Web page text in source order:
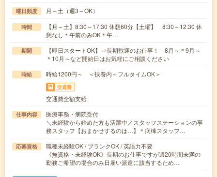
曜日頻度 月～土（週3～OK）
時間
【月～土】8:30～17:30 休憩60分【土曜】 8:30～12:30 休
憩なし＊午前のみOK＊午…
期間
【即日スタートOK】⇒長期歓迎のお仕事！ 8月～＊9月～
＊10月～など開始日はお気軽にご相談ください
時給 時給1200円～ ＜扶養内～フルタイムOK＞
交通費
交通費全額支給
仕事内容
医療事務・病院受付
＼未経験から始めた方も活躍中／スタッフステーションの事
務スタッフ【おまかせするのは…】＊病棟スタッフ…
応募資格
職種未経験OK / ブランクOK / 英語力不要
《無資格・未経験OK》長期のお仕事ですが週20時間未満の
勤務ご希望の場合のみ日雇い派遣に該当するため…